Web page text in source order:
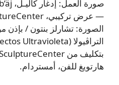
الصورة: تشارلز بنتون / بإذن
هارتويغ للفن، أمستردام.